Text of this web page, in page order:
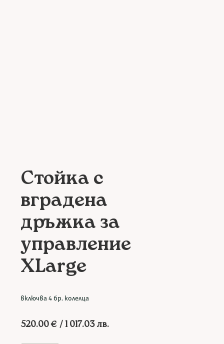
Стойка с
вградена
дръжка за
управление
XLarge
включва 4 бр. колелца
520.00€ / 1 017.03 лв.